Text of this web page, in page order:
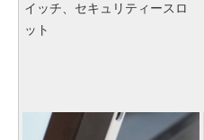
イッチ、セキュリティースロ
ット